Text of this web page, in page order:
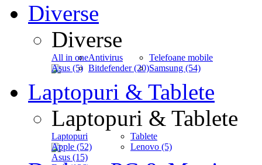
Diverse
Diverse
All in one
Asus (5)
Antivirus
Bitdefender (20)
Telefoane mobile
Samsung (54)
Laptopuri & Tablete
Laptopuri & Tablete
Laptopuri
Apple (52)
Asus (15)
Tablete
Lenovo (5)